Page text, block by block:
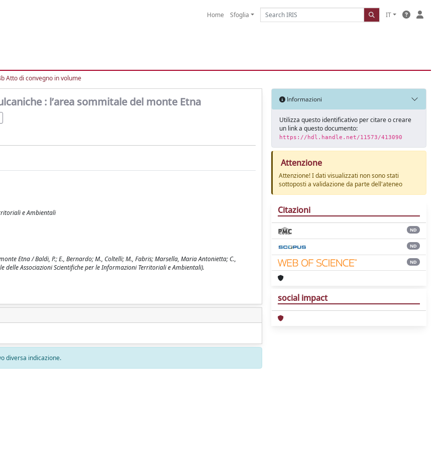
Home Sfoglia IT
Atto di convegno in volume
: l’area sommitale del monte Etna
e Ambientali
Etna / Baldi, P.; E., Bernardo; M., Coltelli; M., Fabris; Marsella, Maria Antonietta; C.,
delle Associazioni Scientifiche per le Informazioni Territoriali e Ambientali).
diversa indicazione.
Informazioni
Utilizza questo identificativo per citare o creare
un link a questo documento:
https://hdl.handle.net/11573/413090
Attenzione
Attenzione! I dati visualizzati non sono stati
sottoposti a validazione da parte dell'ateneo
Citazioni
ND
ND
ND
social impact